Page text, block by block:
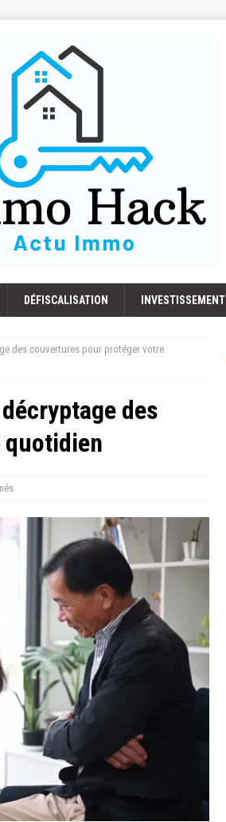
DÉFISCALISATION INVESTISSEMENT
des couvertures pour protéger votre
des